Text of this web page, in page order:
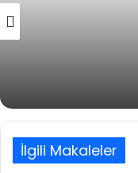
İlgili Makaleler